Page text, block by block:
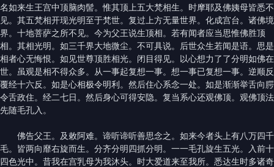
名如来生王宫中顶脑肉髻。惟其顶上五大梵相生。时摩耶及佛姨母皆悉不
见。其五梵相开现光明至于梵世。复过上方无量世界。化成宫台。诸佛境
界。十地菩萨之所不见。今为父王说生顶相。若有闻者应当思惟佛胜顶
相。其相光明。如三千界大地微尘。不可具说。后世众生若闻是语。思是
相者心无悔恨。如见世尊顶胜相光。闭目得见。以心想力了了分明如佛在
世。虽观是相不得众多。从一事起复想一事。想一事已复想一事。逆顺反
覆经十六反。如是心相极令明利。然后住心系念一处。如是渐渐举舌向腭
令舌政住。经二七日。然后身心可得安隐。复当系心还观佛顶。观佛顶法
先随毛孔入。
佛告父王。及敕阿难。谛听谛听善思念之。如来今者头上有八万四千
毛。皆两向靡右旋而生。分齐分明四抓分明。一一毛孔旋生五光。入前十
四色光中。昔我在宫乳母为我沐头。时大爱道来至我所。悉达生时多诸奇